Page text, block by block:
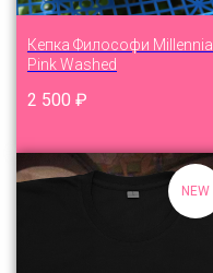
Кепка Философи Millennial
Pink Washed
2 500 ₽
NEW